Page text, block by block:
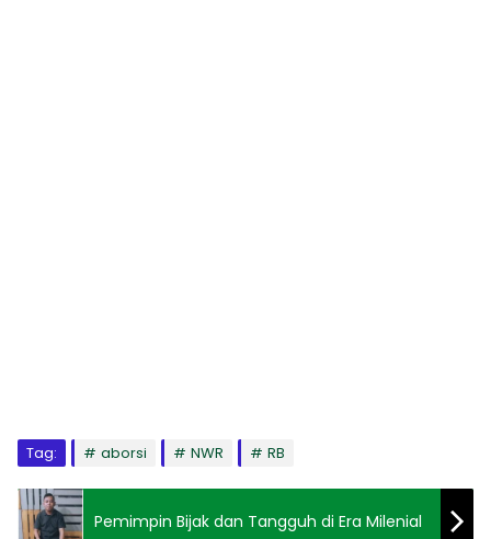
Tag: aborsi NWR RB
Pemimpin Bijak dan Tangguh di Era Milenial